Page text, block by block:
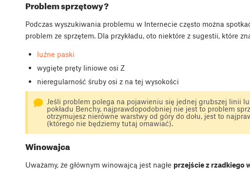
Problem sprzętowy?
Podczas wyszukiwania problemu w Internecie często można
problem ze sprzętem. Dla przykładu, oto niektóre z sugestii, które
luźne paski
wygięte pręty liniowe osi Z
nieregularność śruby osi z na tej wysokości
Jeśli problem polega na pojawieniu się jednej grubszej linii
pokładu Benchy, najprawdopodobniej nie jest to problem
otrzymujesz nierówne warstwy od góry do dołu, jest to
(którego nie będziemy tutaj omawiać).
Winowajca
Uważamy, że głównym winowajcą jest nagłe przejście z rzadkiego